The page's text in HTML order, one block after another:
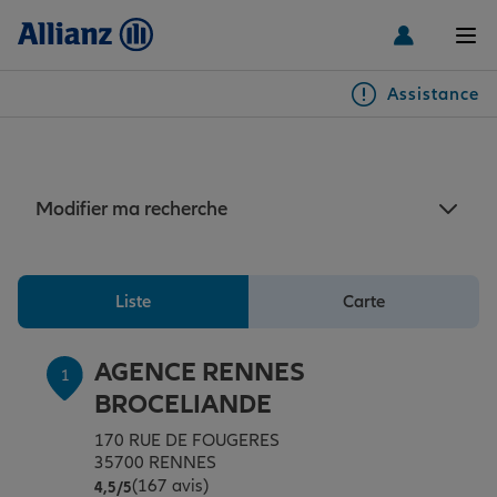
Assistance
Auto
Autres véhicules
Habitation & emprunteur
Équipements habitation
Santé
Famille Loisirs
Modifier ma recherche
Liste Carte
1
AGENCE RENNES
BROCELIANDE
170 RUE DE FOUGERES
35700 RENNES
4,5/5Note de 4.5 sur 5
(167 avis)